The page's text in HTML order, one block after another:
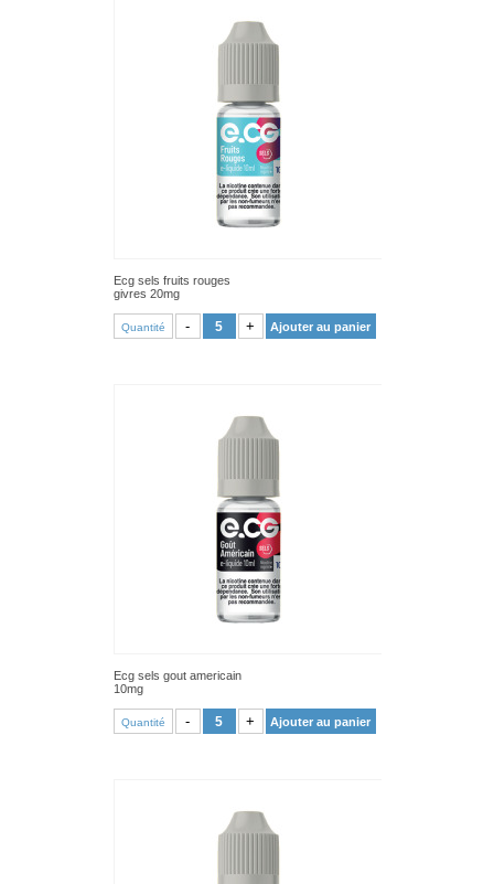
Ecg sels fruits rouges
givres 20mg
Quantité - + Ajouter au panier
Ecg sels gout americain
10mg
Quantité - + Ajouter au panier